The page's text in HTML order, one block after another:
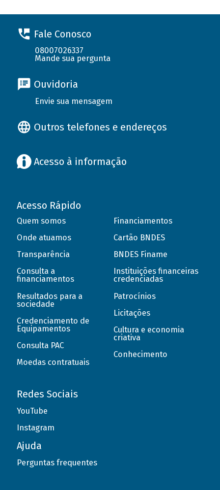
Fale Conosco
08007026337
Mande sua pergunta
Ouvidoria
Envie sua mensagem
Outros telefones e endereços
Acesso à informação
Acesso Rápido
Quem somos
Onde atuamos
Transparência
Consulta a
financiamentos
Resultados para a
sociedade
Credenciamento de
Equipamentos
Consulta PAC
Moedas contratuais
Financiamentos
Cartão BNDES
BNDES Finame
Instituições financeiras
credenciadas
Patrocínios
Licitações
Cultura e economia
criativa
Conhecimento
Redes Sociais
YouTube
Instagram
Ajuda
Perguntas frequentes